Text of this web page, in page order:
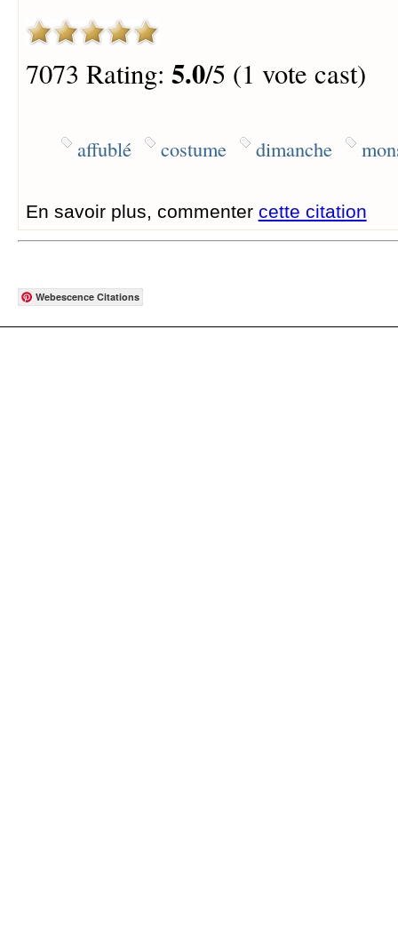
7073 Rating: 5.0/5 (1 vote cast)
affublé costume dimanche
En savoir plus, commenter cette citation
Webescence Citations